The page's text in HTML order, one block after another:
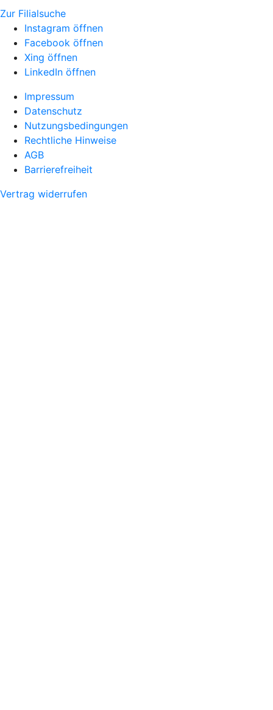
Zur Filialsuche
Instagram öffnen
Facebook öffnen
Xing öffnen
LinkedIn öffnen
Impressum
Datenschutz
Nutzungsbedingungen
Rechtliche Hinweise
AGB
Barrierefreiheit
Vertrag widerrufen